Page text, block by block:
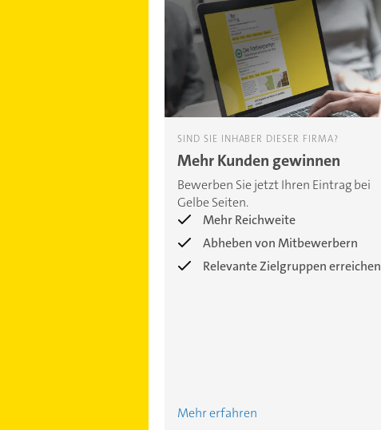
SIND SIE INHABER DIESER FIRMA?
Mehr Kunden gewinnen
Bewerben Sie jetzt Ihren Eintrag bei
Gelbe Seiten.
Mehr Reichweite
Abheben von Mitbewerbern
Relevante Zielgruppen erreichen
Mehr erfahren